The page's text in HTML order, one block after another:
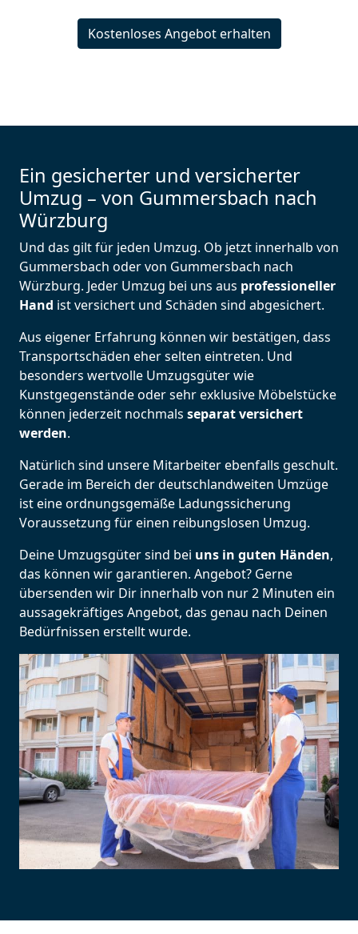
Kostenloses Angebot erhalten
Ein gesicherter und versicherter
Umzug – von Gummersbach nach
Würzburg
Und das gilt für jeden Umzug. Ob jetzt innerhalb von
Gummersbach oder von Gummersbach nach
Würzburg. Jeder Umzug bei uns aus professioneller
Hand ist versichert und Schäden sind abgesichert.
Aus eigener Erfahrung können wir bestätigen, dass
Transportschäden eher selten eintreten. Und
besonders wertvolle Umzugsgüter wie
Kunstgegenstände oder sehr exklusive Möbelstücke
können jederzeit nochmals separat versichert
werden.
Natürlich sind unsere Mitarbeiter ebenfalls geschult.
Gerade im Bereich der deutschlandweiten Umzüge
ist eine ordnungsgemäße Ladungssicherung
Voraussetzung für einen reibungslosen Umzug.
Deine Umzugsgüter sind bei uns in guten Händen,
das können wir garantieren. Angebot? Gerne
übersenden wir Dir innerhalb von nur 2 Minuten ein
aussagekräftiges Angebot, das genau nach Deinen
Bedürfnissen erstellt wurde.